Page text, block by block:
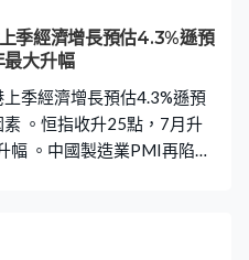
季經濟增長預估4.3%遜預
大升幅
季經濟增長預估4.3%遜預
。恒指收升25點，7月升
幅 。中國製造業PMI再陷收